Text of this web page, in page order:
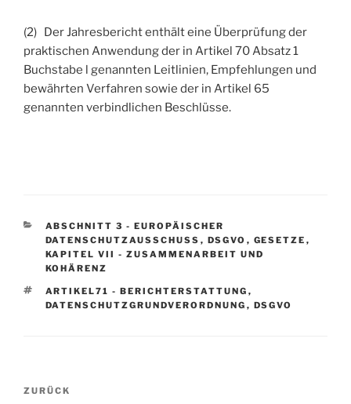
(2) Der Jahresbericht enthält eine Überprüfung der
praktischen Anwendung der in Artikel 70 Absatz 1
Buchstabe l genannten Leitlinien, Empfehlungen und
bewährten Verfahren sowie der in Artikel 65
genannten verbindlichen Beschlüsse.
KATEGORIEN
ABSCHNITT 3 - EUROPÄISCHER
DATENSCHUTZAUSSCHUSS , DSGVO , GESETZE ,
KAPITEL VII - ZUSAMMENARBEIT UND
KOHÄRENZ
SCHLAGWÖRTER
ARTIKEL71 - BERICHTERSTATTUNG ,
DATENSCHUTZGRUNDVERORDNUNG , DSGVO
Beitragsnavigation
Vorheriger
ZURÜCK